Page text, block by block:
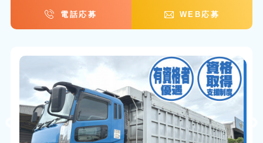
電話応募 WEB応募